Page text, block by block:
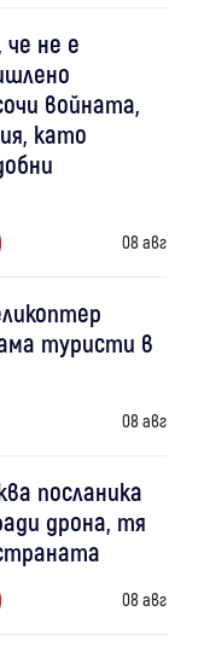
че не е
войната,
като
08 авг
туристи в
08 авг
посланика
дрона, тя
08 авг